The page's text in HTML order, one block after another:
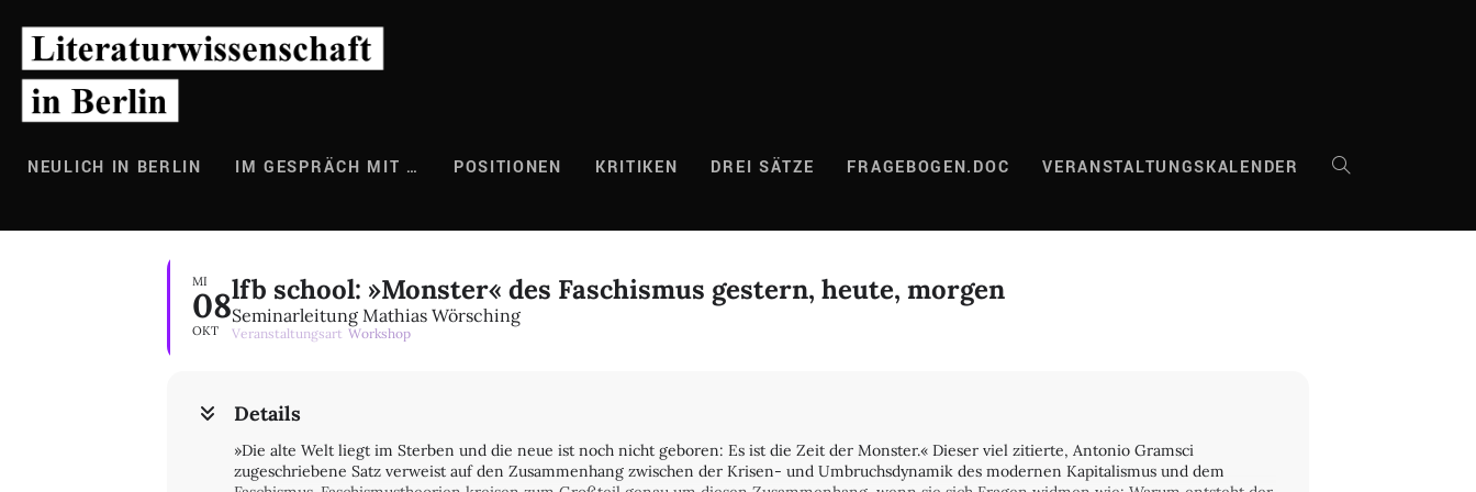
Inhalt
springen
NEULICH IN BERLIN IM GESPRÄCH MIT … POSITIONEN KRITIKEN DREI SÄTZE FRAGEBOGEN.DOC VERANSTALTUNGSKALENDER WEBSITE-
MI
08
OKT
lfb school: »Monster« des Faschismus gestern, heute, morgen
Seminarleitung Mathias Wörsching
Veranstaltungsart Workshop
Details
»Die alte Welt liegt im Sterben und die neue ist noch nicht geboren: Es ist die Zeit der Monster.« Dieser viel zitierte, Antonio Gramsci
zugeschriebene Satz verweist auf den Zusammenhang zwischen der Krisen- und Umbruchsdynamik des modernen Kapitalismus und dem